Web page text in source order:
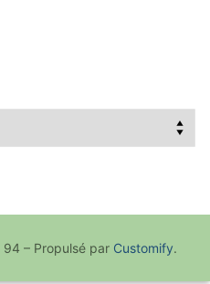
– Propulsé par Customify.